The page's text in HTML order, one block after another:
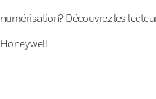
numérisation? Découvrez les
Honeywell.